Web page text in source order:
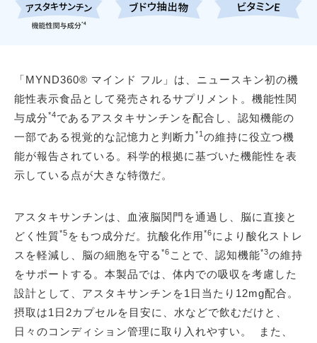
「MYND360® マインド フル」は、ニュースキン初の機
能性表示食品として発売されるサプリメント。機能性関
与成分*4であるアスタキサンチンを配合し、認知機能の
一部である視覚的な記憶力と判断力 *1 の維持に役立つ機
能が報告されている。科学的根拠に基づいた機能性を表
示している点が大きな特徴だ。
アスタキサンチンは、血液脳関門を通過し、脳に直接と
どく性質*5 をもつ成分だ。抗酸化作用*6により酸化ストレ
スを軽減し、脳の細胞を守る *6 ことで、認知機能*3の維持
をサポートする。本製品では、体内での吸収を考慮した
設計として、アスタキサンチンを1日当たり12mg配合。
摂取は1日2カプセルを目安に、水などで飲むだけと、
日々のコンディション管理に取り入れやすい。 また、